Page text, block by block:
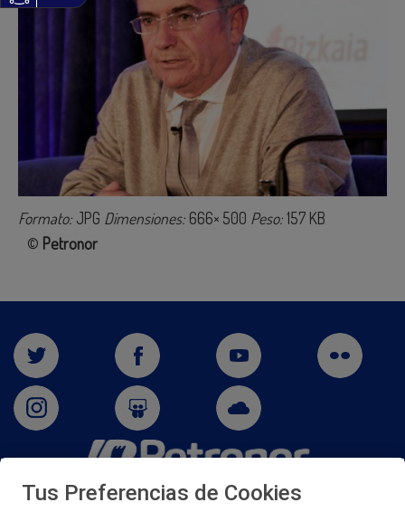
Formato: JPG Dimensiones: 666× 500 Peso:157 KB
© Petronor
San Martín 5-Edificio Muñatones,
Tus Preferencias de Cookies